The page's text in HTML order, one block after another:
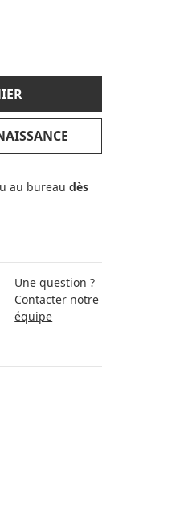
au bureaudès
Une question ?
Contacter notre
équipe